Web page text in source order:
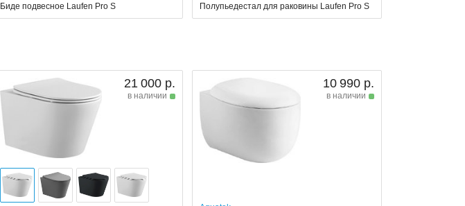
Биде подвесное Laufen Pro S
Полупьедестал для раковины Laufen Pro S
21 000 р.
в наличии
10 990 р.
в наличии